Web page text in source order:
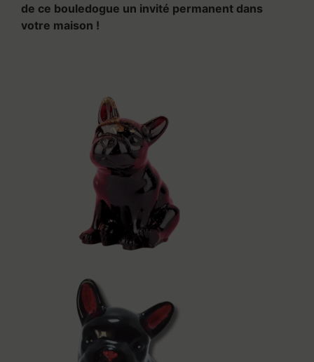
de ce bouledogue un invité permanent dans
votre maison !